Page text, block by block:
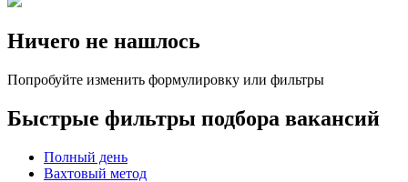
Ничего не нашлось
Попробуйте изменить формулировку или фильтры
Быстрые фильтры подбора вакансий
Полный день
Вахтовый метод